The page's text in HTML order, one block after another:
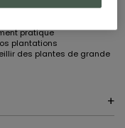
facile
pratique
plantations
des plantes de grande